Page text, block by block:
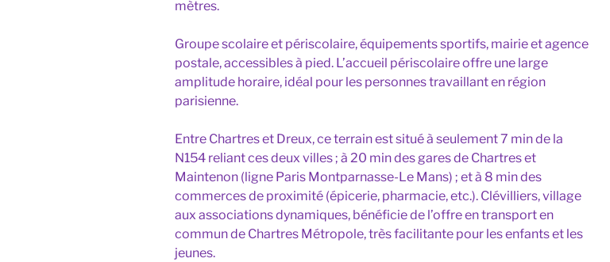
mètres.
Groupe scolaire et périscolaire, équipements sportifs, mairie et agence
postale, accessibles à pied. L’accueil périscolaire offre une large
amplitude horaire, idéal pour les personnes travaillant en région
parisienne.
Entre Chartres et Dreux, ce terrain est situé à seulement 7 min de la
N154 reliant ces deux villes ; à 20 min des gares de Chartres et
Maintenon (ligne Paris Montparnasse-Le Mans) ; et à 8 min des
commerces de proximité (épicerie, pharmacie, etc.). Clévilliers, village
aux associations dynamiques, bénéficie de l’offre en transport en
commun de Chartres Métropole, très facilitante pour les enfants et les
jeunes.